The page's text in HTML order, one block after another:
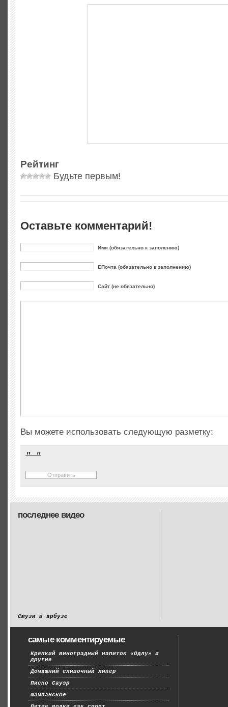
Рейтинг
Будьте первым!
Оставьте комментарий!
Имя (обязательно к заполению)
ЕПочта (обязательно к заполнению)
Сайт (не обязательно)
Вы можете использовать следующую разметку:
последнее видео
Смузи в арбузе
самые комментируемые
Крепкий виноградный напиток «Одлу» и
другие
Домашний сливочный ликер
Писко Сауэр
Шампанское